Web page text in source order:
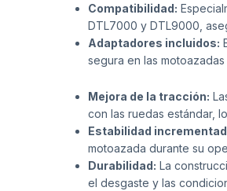
Compatibilidad:
DTL7000 y DTL9000,
Adaptadores incluidos:
segura en las
Mejora de la tracción:
con las ruedas estándar,
Estabilidad
motoazada durante su
Durabilidad: La
el desgaste y las